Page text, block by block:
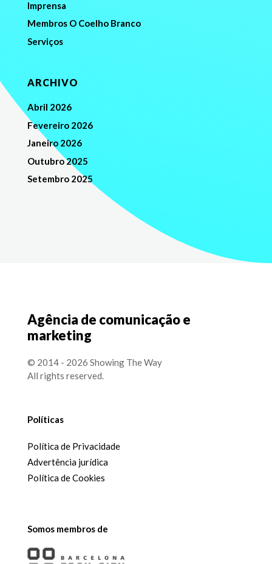
Imprensa
Membros O Coelho Branco
Serviços
ARCHIVO
Abril 2026
Fevereiro 2026
Janeiro 2026
Outubro 2025
Setembro 2025
Agência de comunicação e
marketing
© 2014 - 2026 Showing The Way
All rights reserved.
Políticas
Política de Privacidade
Advertência jurídica
Política de Cookies
Somos membros de